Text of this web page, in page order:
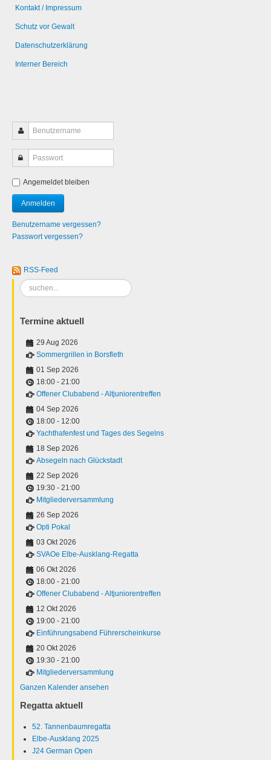
Kontakt / Impressum
Schutz vor Gewalt
Datenschutzerklärung
Interner Bereich
Angemeldet bleiben
Benutzername vergessen?
Passwort vergessen?
RSS-Feed
Suchen
...
Termine aktuell
29 Aug 2026
Sommergrillen in Borsfleth
01 Sep 2026
18:00 - 21:00
Offener Clubabend - Altjuniorentreffen
04 Sep 2026
18:00 - 12:00
Yachthafenfest und Tages des Segelns
18 Sep 2026
Absegeln nach Glückstadt
22 Sep 2026
19:30 - 21:00
Mitgliederversammlung
26 Sep 2026
Opti Pokal
03 Okt 2026
SVAOe Elbe-Ausklang-Regatta
06 Okt 2026
18:00 - 21:00
Offener Clubabend - Altjuniorentreffen
12 Okt 2026
19:00 - 21:00
Einführungsabend Führerscheinkurse
20 Okt 2026
19:30 - 21:00
Mitgliederversammlung
Ganzen Kalender ansehen
Regatta aktuell
52. Tannenbaumregatta
Elbe-Ausklang 2025
J24 German Open